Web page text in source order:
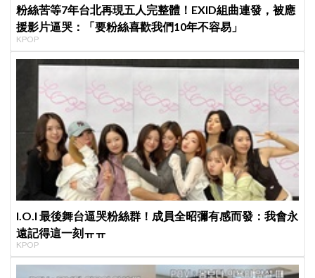
粉絲苦等7年台北再現五人完整體！EXID組曲連發，被應
援影片逼哭：「要粉絲喜歡我們10年不容易」
KPOP
I.O.I 最後舞台逼哭粉絲群！成員全昭彌有感而發：我會永
遠記得這一刻ㅠㅠ
KPOP